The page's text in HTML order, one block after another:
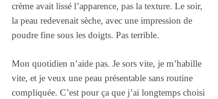
crème avait lissé l’apparence, pas la texture. Le soir,
la peau redevenait sèche, avec une impression de
poudre fine sous les doigts. Pas terrible.
Mon quotidien n’aide pas. Je sors vite, je m’habille
vite, et je veux une peau présentable sans routine
compliquée. C’est pour ça que j’ai longtemps choisi